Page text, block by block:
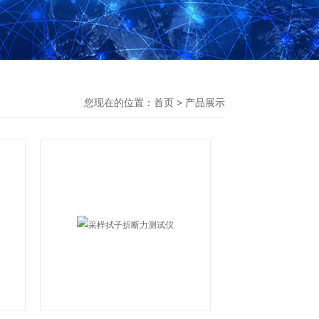
您现在的位置： 首页 > 产品展示